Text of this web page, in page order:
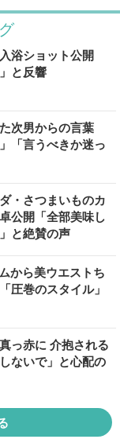
浴ショット公開
と反響
次男からの言葉
「言うべきか迷っ
・さつまいものカ
公開「全部美味し
と絶賛の声
から美ウエストち
圧巻のスタイル」
っ赤に 介抱される
ないで」と心配の